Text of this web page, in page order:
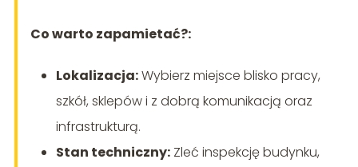
Co warto zapamietać?:
Lokalizacja:Wybierz miejsce blisko pracy,
szkół, sklepów i z dobrą komunikacją oraz
infrastrukturą.
Stan techniczny:Zleć inspekcję budynku,